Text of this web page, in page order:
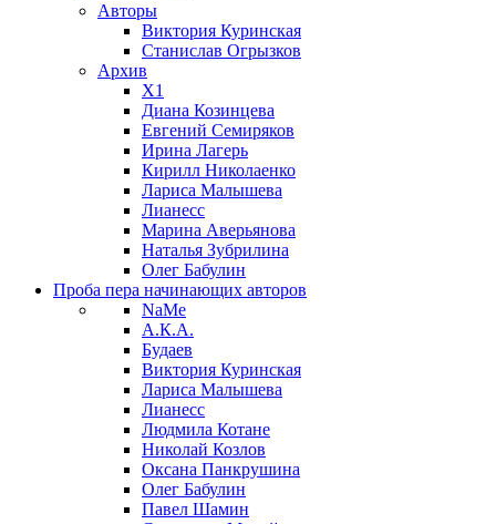
Авторы
Виктория Куринская
Станислав Огрызков
Архив
X1
Диана Козинцева
Евгений Семиряков
Ирина Лагерь
Кирилл Николаенко
Лариса Малышева
Лианесс
Марина Аверьянова
Наталья Зубрилина
Олег Бабулин
Проба пера начинающих авторов
NaMe
А.К.А.
Будаев
Виктория Куринская
Лариса Малышева
Лианесс
Людмила Котане
Николай Козлов
Оксана Панкрушина
Олег Бабулин
Павел Шамин